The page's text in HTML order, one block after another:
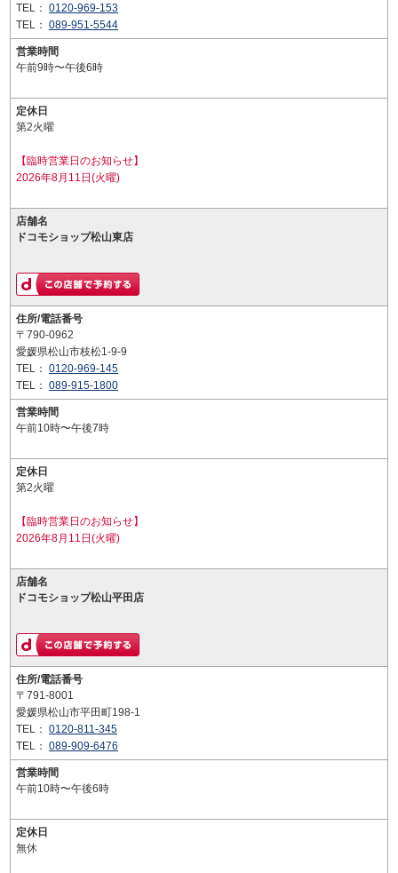
TEL： 0120-969-153
TEL： 089-951-5544
営業時間
午前9時〜午後6時
定休日
第2火曜
【臨時営業日のお知らせ】
2026年8月11日(火曜)
店舗名
ドコモショップ松山東店
住所/電話番号
〒790-0962
愛媛県松山市枝松1-9-9
TEL： 0120-969-145
TEL： 089-915-1800
営業時間
午前10時〜午後7時
定休日
第2火曜
【臨時営業日のお知らせ】
2026年8月11日(火曜)
店舗名
ドコモショップ松山平田店
住所/電話番号
〒791-8001
愛媛県松山市平田町198-1
TEL： 0120-811-345
TEL： 089-909-6476
営業時間
午前10時〜午後6時
定休日
無休